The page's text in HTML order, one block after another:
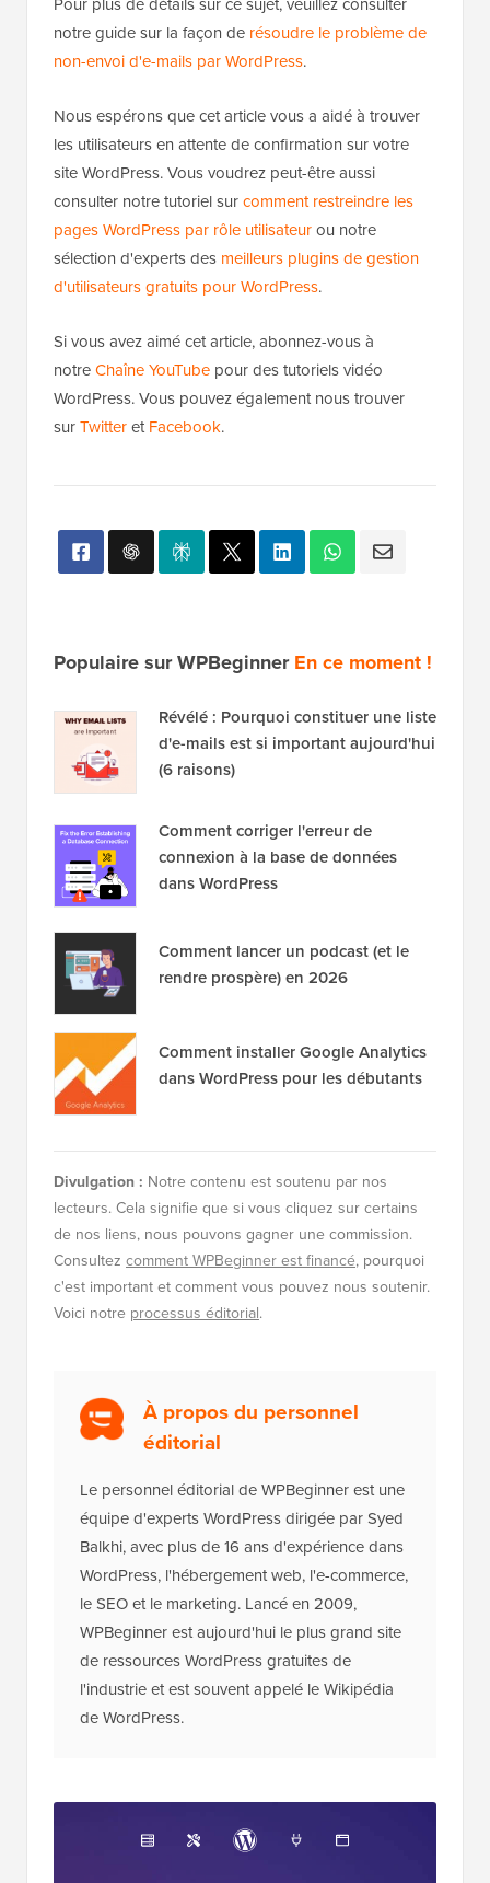
notre guide sur la façon de résoudre le problème de
non-envoi d'e-mails par WordPress.
Nous espérons que cet article vous a aidé à trouver
les utilisateurs en attente de confirmation sur votre
site WordPress. Vous voudrez peut-être aussi
consulter notre tutoriel surcomment restreindre les
pages WordPress par rôle utilisateurou notre
sélection d'experts des meilleurs plugins de gestion
d'utilisateurs gratuits pour WordPress.
Si vous avez aimé cet article, abonnez-vous à
notreChaîne YouTube pour des tutoriels vidéo
WordPress. Vous pouvez également nous trouver
surTwitteretFacebook.
Populaire sur WPBeginnerEn ce moment !
Révélé : Pourquoi constituer une liste
d'e-mails est si important aujourd'hui
(6 raisons)
Comment corriger l'erreur de
connexion à la base de données
dans WordPress
Comment lancer un podcast (et le
rendre prospère) en 2026
Comment installer Google Analytics
dans WordPress pour les débutants
Divulgation : Notre contenu est soutenu par nos
lecteurs. Cela signifie que si vous cliquez sur certains
de nos liens, nous pouvons gagner une commission.
Consultez comment WPBeginner est financé, pourquoi
c'est important et comment vous pouvez nous soutenir.
Voici notre processus éditorial.
À propos du personnel
éditorial
Le personnel éditorial de WPBeginner est une
équipe d'experts WordPress dirigée par Syed
Balkhi, avec plus de 16 ans d'expérience dans
WordPress, l'hébergement web, l'e-commerce,
le SEO et le marketing. Lancé en 2009,
WPBeginner est aujourd'hui le plus grand site
de ressources WordPress gratuites de
l'industrie et est souvent appelé le Wikipédia
de WordPress.